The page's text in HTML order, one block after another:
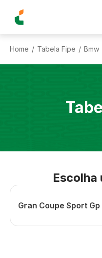
Home / Tabela Fipe / Bmw
Escolha
Gran Coupe Sport